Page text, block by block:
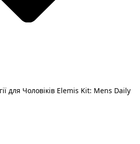
для Чоловіків Elemis Kit: Mens Daily